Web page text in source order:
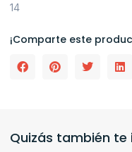
14
¡Comparte este
Quizás también te